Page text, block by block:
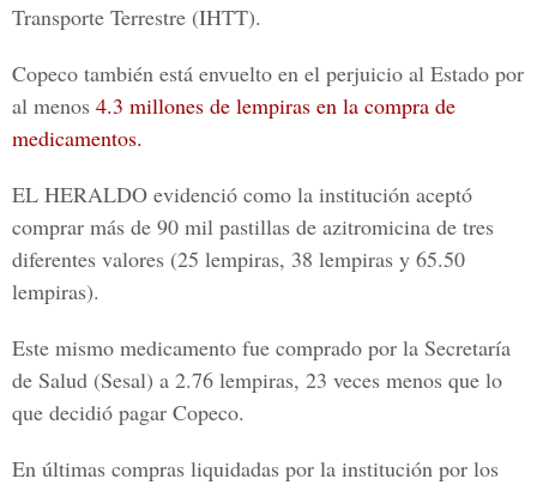
Transporte Terrestre (IHTT).
Copeco también está envuelto en el perjuicio al Estado por
al menos 4.3 millones de lempiras en la compra de
medicamentos.
EL HERALDO evidenció como la institución aceptó
comprar más de 90 mil pastillas de azitromicina de tres
diferentes valores (25 lempiras, 38 lempiras y 65.50
lempiras).
Este mismo medicamento fue comprado por la Secretaría
de Salud (Sesal) a 2.76 lempiras, 23 veces menos que lo
que decidió pagar Copeco.
En últimas compras liquidadas por la institución por los